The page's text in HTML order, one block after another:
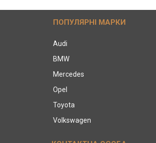
ПОПУЛЯРНІ МАРКИ
Audi
BMW
Mercedes
Opel
Toyota
Volkswagen